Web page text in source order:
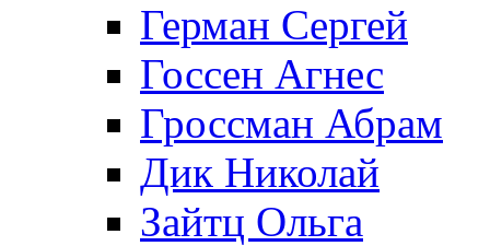
Герман Сергей
Госсен Агнес
Гроссман Абрам
Дик Николай
Зайтц Ольга